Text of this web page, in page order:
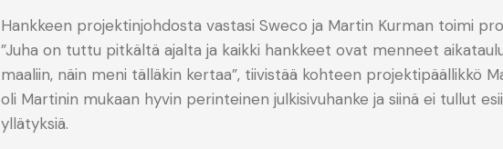
Hankkeen projektinjohdosta vastasi Sweco ja Martin Kurman toimi
”Juha on tuttu pitkältä ajalta ja kaikki hankkeet ovat menneet
maaliin, näin meni tälläkin kertaa”, tiivistää kohteen projektipäällikkö
oli Martinin mukaan hyvin perinteinen julkisivuhanke ja siinä ei tullut
yllätyksiä.